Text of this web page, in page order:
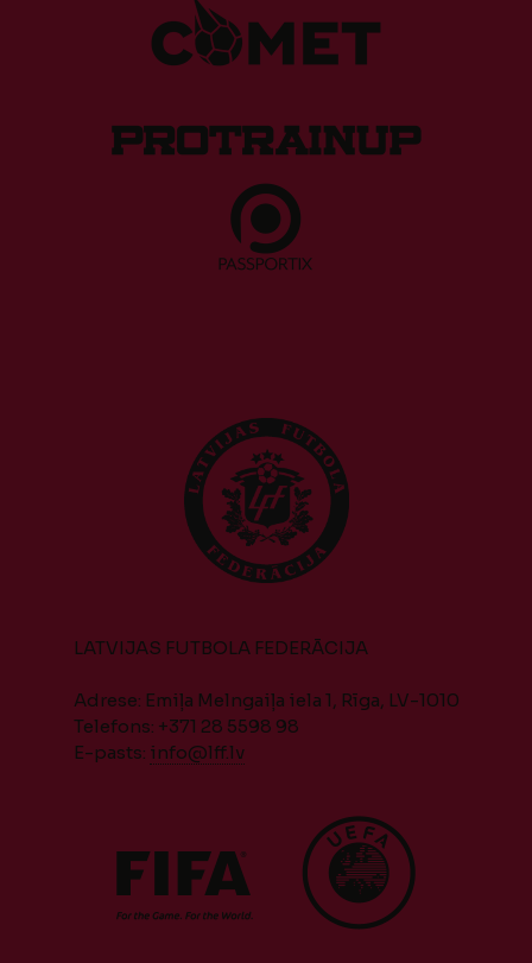
LATVIJAS FUTBOLA FEDERĀCIJA
Adrese: Emiļa Melngaiļa iela 1, Rīga, LV-1010
Telefons: +371 28 5598 98
E-pasts: info@lff.lv